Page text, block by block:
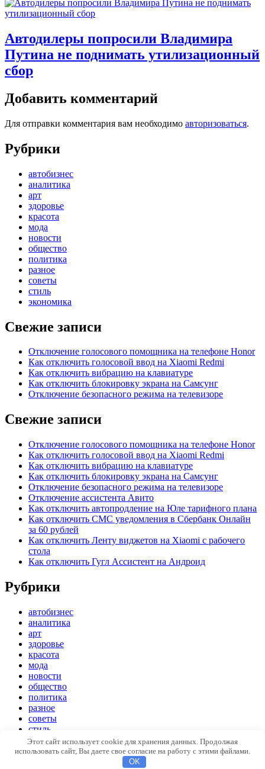
Автодилеры попросили Владимира
Путина не поднимать утилизационный
сбор
Добавить комментарий
Для отправки комментария вам необходимо авторизоваться.
Рубрики
автобизнес
аналитика
арт
здоровье
красота
мода
новости
общество
политика
разное
советы
стиль
экономика
Свежие записи
Отключение голосового помощника на телефоне Honor
Как отключить голосовой ввод на Xiaomi Redmi
Как отключить вибрацию на клавиатуре
Как отключить блокировку экрана на Самсунг
Отключение безопасного режима на телевизоре
Свежие записи
Отключение голосового помощника на телефоне Honor
Как отключить голосовой ввод на Xiaomi Redmi
Как отключить вибрацию на клавиатуре
Как отключить блокировку экрана на Самсунг
Отключение безопасного режима на телевизоре
Отключение ассистента Авито
Как отключить автопродление на Юле тарифного плана
Как отключить СМС уведомления в Сбербанк Онлайн
за 60 рублей
Как отключить Ленту виджетов на Xiaomi с рабочего
стола
Как отключить Гугл Ассистент на Андроид
Рубрики
автобизнес
аналитика
арт
здоровье
красота
мода
новости
общество
политика
разное
советы
стиль
экономика
Модный стиль. Все права защищены
Этот сайт использует cookie для хранения данных. Продолжая
использовать сайт, Вы даете свое согласие на работу с этими файлами.
OK